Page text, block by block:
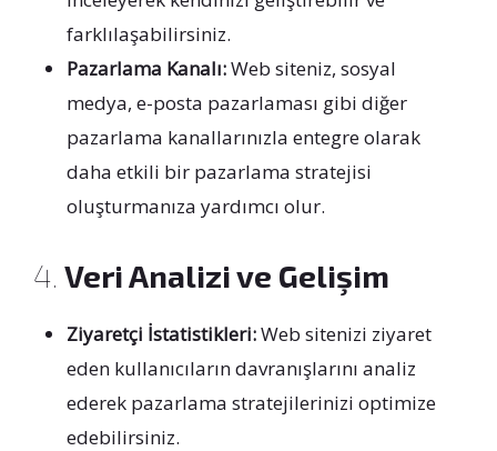
farklılaşabilirsiniz.
Pazarlama Kanalı:Web siteniz, sosyal
medya, e-posta pazarlaması gibi diğer
pazarlama kanallarınızla entegre olarak
daha etkili bir pazarlama stratejisi
oluşturmanıza yardımcı olur.
4. Veri Analizi ve Gelişim
Ziyaretçi İstatistikleri:Web sitenizi ziyaret
eden kullanıcıların davranışlarını analiz
ederek pazarlama stratejilerinizi optimize
edebilirsiniz.